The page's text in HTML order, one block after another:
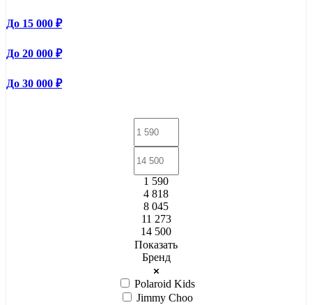
До 15 000 ₽
До 20 000 ₽
До 30 000 ₽
1 590
4 818
8 045
11 273
14 500
Показать
Бренд
Polaroid Kids
Jimmy Choo